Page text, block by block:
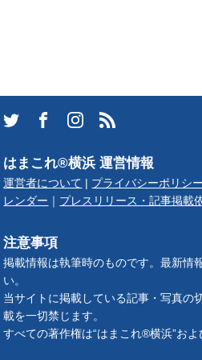
はまこれ®横浜 運営情報
運営者について | プライバシーポリシー
レンダー ｜ プレスリリース・記事掲載
注意事項
掲載情報は執筆時のものです。最新情
い。
当サイトに掲載している記事・写真の
載を一切禁じます。
すべての著作権は“はまこれ®横浜”お